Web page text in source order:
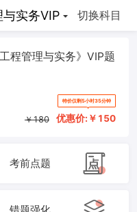
实务VIP 切换科目
程管理与实务》VIP题
￥180
特价仅剩5小时35分钟
优惠价:￥ 150
考前点题